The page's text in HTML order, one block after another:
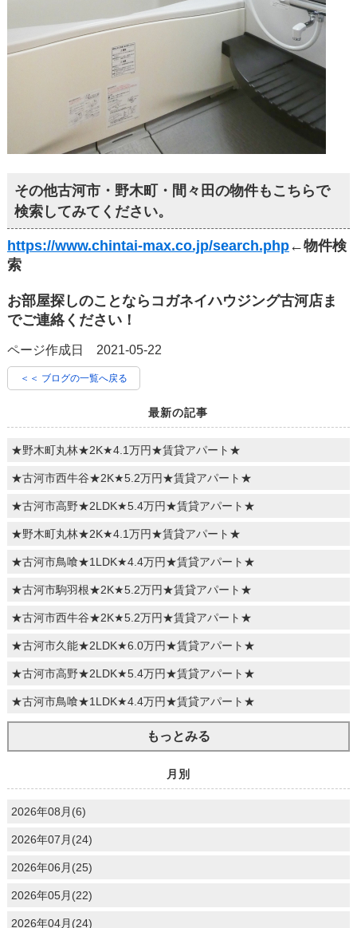
その他古河市・野木町・間々田の物件もこちらで
検索してみてください。
https://www.chintai-max.co.jp/search.php←物件検
索
お部屋探しのことならコガネイハウジング古河店ま
でご連絡ください！
ページ作成日 2021-05-22
＜＜ ブログの一覧へ戻る
最新の記事
★野木町丸林★2K★4.1万円★賃貸アパート★
★古河市西牛谷★2K★5.2万円★賃貸アパート★
★古河市高野★2LDK★5.4万円★賃貸アパート★
★野木町丸林★2K★4.1万円★賃貸アパート★
★古河市鳥喰★1LDK★4.4万円★賃貸アパート★
★古河市駒羽根★2K★5.2万円★賃貸アパート★
★古河市西牛谷★2K★5.2万円★賃貸アパート★
★古河市久能★2LDK★6.0万円★賃貸アパート★
★古河市高野★2LDK★5.4万円★賃貸アパート★
★古河市鳥喰★1LDK★4.4万円★賃貸アパート★
もっとみる
月別
2026年08月(6)
2026年07月(24)
2026年06月(25)
2026年05月(22)
2026年04月(24)